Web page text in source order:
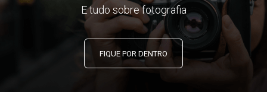
E tudo sobre fotografia
FIQUE POR DENTRO